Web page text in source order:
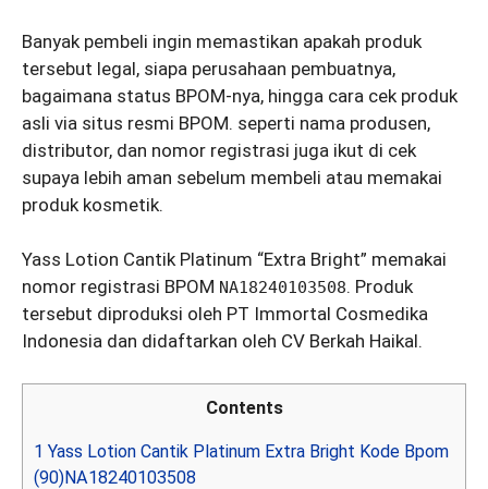
Banyak pembeli ingin memastikan apakah produk
tersebut legal, siapa perusahaan pembuatnya,
bagaimana status BPOM-nya, hingga cara cek produk
asli via situs resmi BPOM. seperti nama produsen,
distributor, dan nomor registrasi juga ikut di cek
supaya lebih aman sebelum membeli atau memakai
produk kosmetik.
Yass Lotion Cantik Platinum “Extra Bright” memakai
nomor registrasi BPOM NA18240103508. Produk
tersebut diproduksi oleh PT Immortal Cosmedika
Indonesia dan didaftarkan oleh CV Berkah Haikal.
Contents
1 Yass Lotion Cantik Platinum Extra Bright Kode Bpom
(90)NA18240103508